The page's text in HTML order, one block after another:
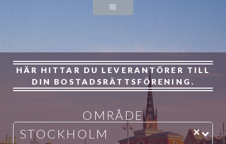
HÄR HITTAR DU LEVERANTÖRER TILL
DIN BOSTADSRÄTTSFÖRENING.
OMRÅDE
STOCKHOLM
×